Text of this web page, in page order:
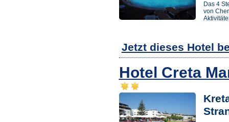
Das 4
von
Jetzt dieses Hotel
Hotel Creta